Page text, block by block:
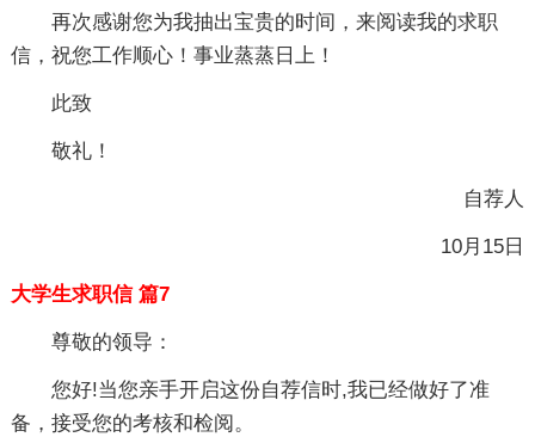
再次感谢您为我抽出宝贵的时间，来阅读我的求职
信，祝您工作顺心！事业蒸蒸日上！
此致
敬礼！
自荐人
10月15日
大学生求职信 篇7
尊敬的领导：
您好!当您亲手开启这份自荐信时,我已经做好了准
备，接受您的考核和检阅。